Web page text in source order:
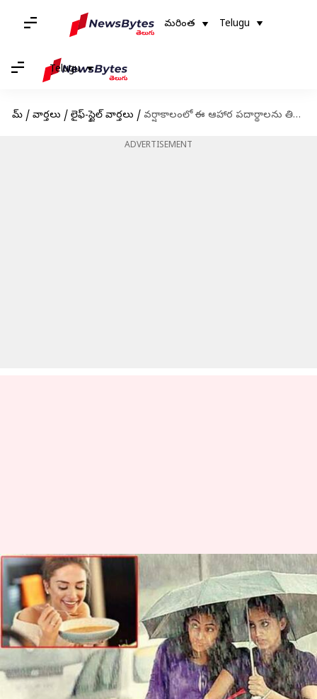
మరింత Telugu
Telugu
హోమ్ / వార్తలు / లైఫ్-స్టైల్ వార్తలు / వర్షాకాలంలో ఈ ఆహార పదార్థాలను తినండి, అనారోగ్యానికి దూరంగా ఉండండి
ADVERTISEMENT
వర్షాకాలంలో ఈ ఆహార పదార్థాలను
తినండి, అనారోగ్యానికి దూరంగా
ఉండండి
వ్రాసిన వారు Jayachandra Akuri Jul 09, 2023 11:18 am
ఈ వార్తాకథనం ఏంటి